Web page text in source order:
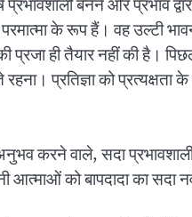
बनने और प्रभाव
के रूप हैं। वह
ही तैयार नहीं की है।
प्रतिज्ञा को
करने वाले, सदा
आत्माओं को बापदादा का